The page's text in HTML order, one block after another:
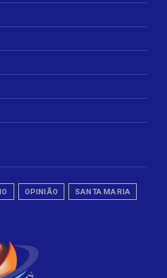
OPINIÃO SANTA MARIA